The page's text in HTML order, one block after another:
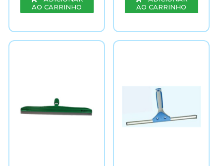
AO CARRINHO
AO CARRINHO